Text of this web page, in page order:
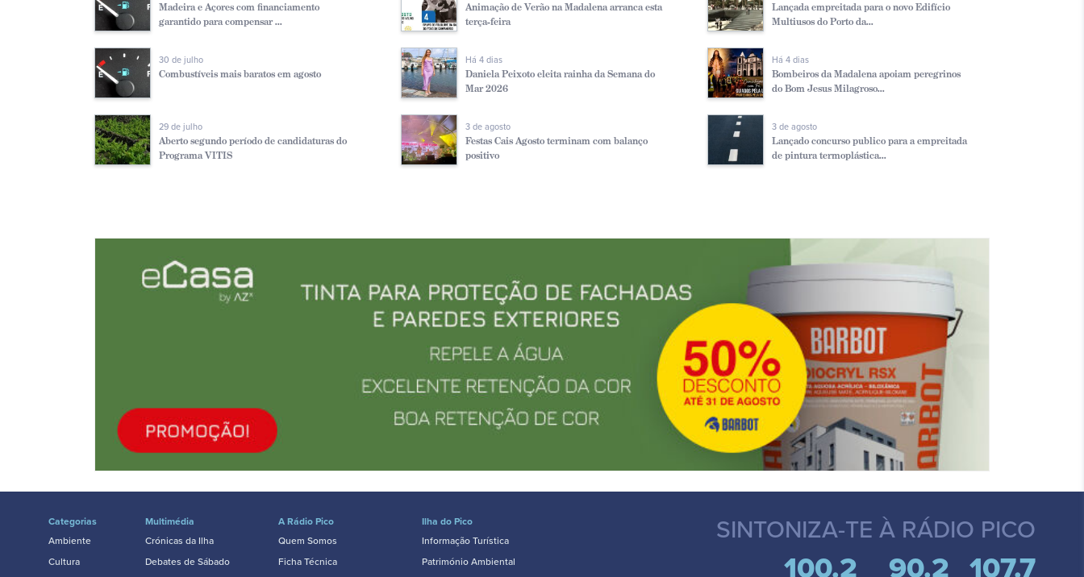
Madeira e Açores com financiamento
garantido para compensar ...
30 de julho
Combustíveis mais baratos em agosto
29 de julho
Aberto segundo período de candidaturas do
Programa VITIS
Animação de Verão na Madalena arranca esta
terça-feira
Há 4 dias
Daniela Peixoto eleita rainha da Semana do
Mar 2026
3 de agosto
Festas Cais Agosto terminam com balanço
positivo
Lançada empreitada para o novo Edifício
Multiusos do Porto da...
Há 4 dias
Bombeiros da Madalena apoiam peregrinos
do Bom Jesus Milagroso...
3 de agosto
Lançado concurso publico para a empreitada
de pintura termoplástica...
Categorias
Ambiente
Cultura
Multimédia
Crónicas da Ilha
Debates de Sábado
A Rádio Pico
Quem Somos
Ficha Técnica
Ilha do Pico
Informação Turística
Património Ambiental
SINTONIZA-TE À RÁDIO PICO
100.2 90.2 107.7